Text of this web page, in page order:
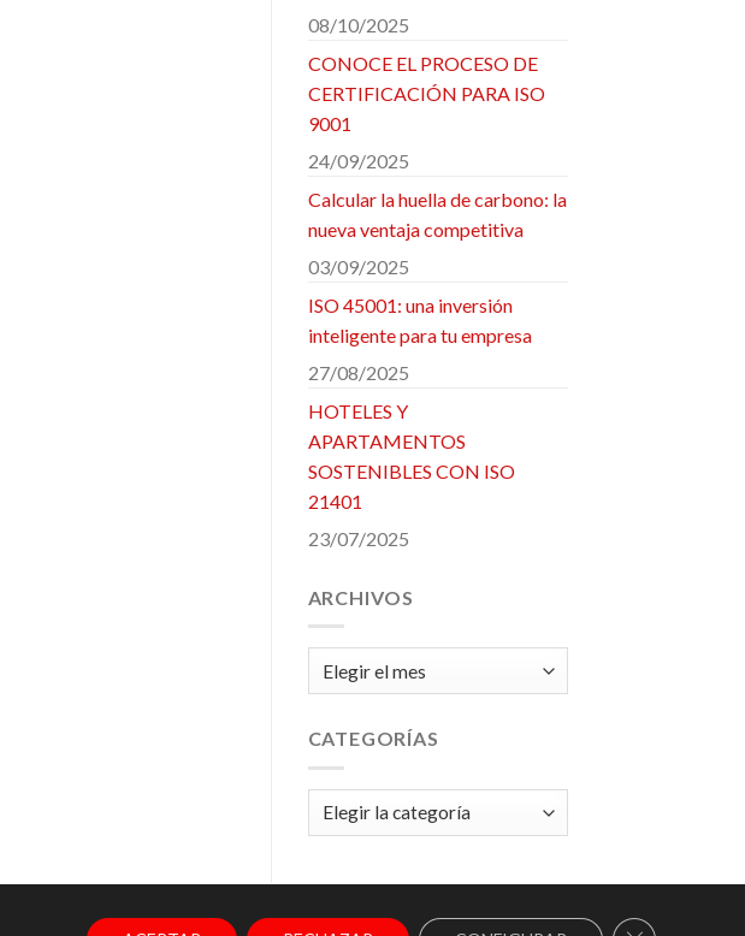
08/10/2025
CONOCE EL PROCESO DE
CERTIFICACIÓN PARA ISO
9001
24/09/2025
Calcular la huella de carbono: la
nueva ventaja competitiva
03/09/2025
ISO 45001: una inversión
inteligente para tu empresa
27/08/2025
HOTELES Y
APARTAMENTOS
SOSTENIBLES CON ISO
21401
23/07/2025
ARCHIVOS
CATEGORÍAS
Categorías
CERRAR EL